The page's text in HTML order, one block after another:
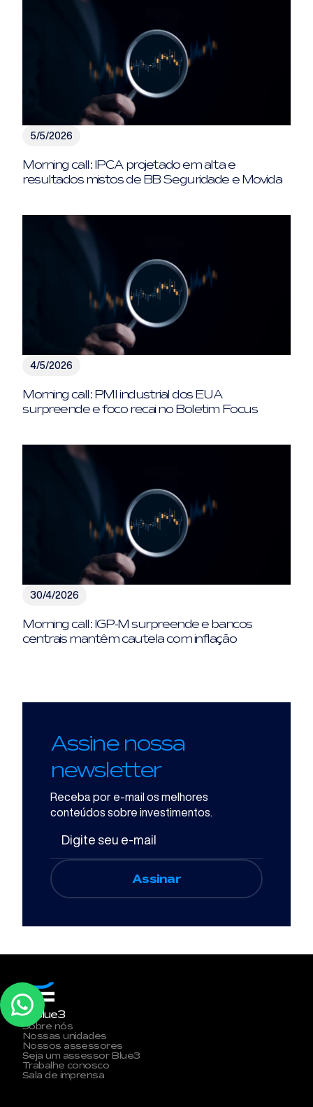
5/5/2026
Morning call: IPCA projetado em alta e
resultados mistos de BB Seguridade e Movida
4/5/2026
Morning call: PMI industrial dos EUA
surpreende e foco recai no Boletim Focus
30/4/2026
Morning call: IGP-M surpreende e bancos
centrais mantêm cautela com inflação
Assine nossa
newsletter
Receba por e-mail os melhores
conteúdos sobre investimentos.
A Blue3
Sobre nós
Nossas unidades
Nossos assessores
Seja um assessor Blue3
Trabalhe conosco
Sala de imprensa